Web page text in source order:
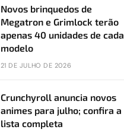
Novos brinquedos de
Megatron e Grimlock terão
apenas 40 unidades de cada
modelo
21 DE JULHO DE 2026
Crunchyroll anuncia novos
animes para julho; confira a
lista completa